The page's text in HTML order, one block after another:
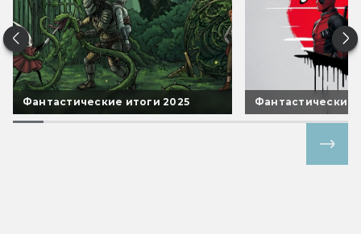
Фантастические итоги 2025 Фантастические